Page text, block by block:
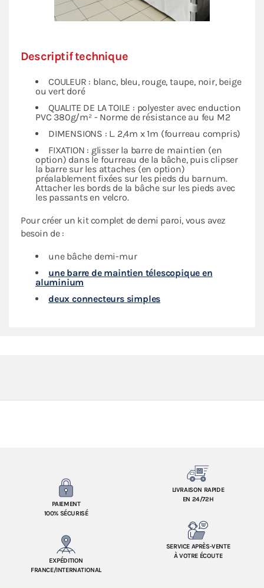
Descriptif technique
COULEUR : blanc, bleu, rouge, taupe, noir, beige
ou vert doré
QUALITE DE LA TOILE : polyester avec enduction
PVC 380g/m² - Norme de résistance au feu M2
DIMENSIONS : L. 2,4m x 1m (fourreau compris)
FIXATION : glisser la barre de maintien (en
option) dans le fourreau de la bâche, puis clipser
la barre sur les attaches (en option)
préalablement fixées sur les pieds du barnum.
Attacher les bords de la bâche sur les pieds avec
les passants en velcro.
Pour créer un kit complet de demi paroi, vous avez
besoin de :
une bâche demi-mur
une barre de maintien télescopique en
aluminium
deux connecteurs simples
PAIEMENT
100% SÉCURISÉ
LIVRAISON RAPIDE
EN 24/72H
EXPÉDITION
FRANCE/INTERNATIONAL
SERVICE APRÈS-VENTE
À VOTRE ÉCOUTE